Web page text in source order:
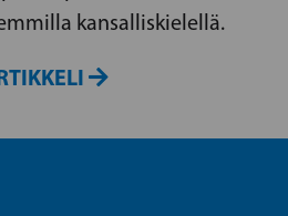
kansalliskielellä.